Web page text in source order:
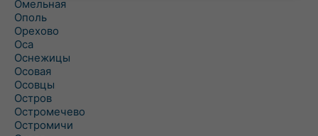
Омельная
Ополь
Орехово
Оса
Оснежицы
Осовая
Осовцы
Остров
Остромечево
Остромичи